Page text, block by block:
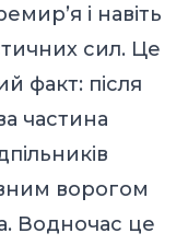
і навіть
сил. Це
факт: після
частина
ворогом
Водночас це